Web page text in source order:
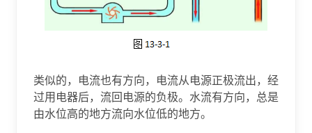
类似的，电流也有方向，电流从电源正极流出，经
过用电器后，流回电源的负极。水流有方向，总是
由水位高的地方流向水位低的地方。